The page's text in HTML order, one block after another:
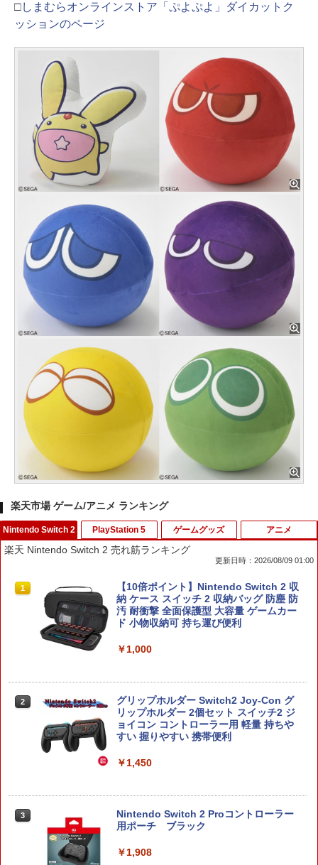
□しまむらオンラインストア「ぷよぷよ」ダイカットク
ッションのページ
楽天市場 ゲーム/アニメ ランキング
Nintendo Switch 2
楽天 Nintendo Switch 2 売れ筋ランキング
更新日時：2026/08/09 01:00
1
【10倍ポイント】Nintendo Switch 2 収
納 ケース スイッチ 2 収納バッグ 防塵 防
汚 耐衝撃 全面保護型 大容量 ゲームカー
ド 小物収納可 持ち運び便利
￥1,000
2
グリップホルダー Switch2 Joy-Con グ
リップホルダー 2個セット スイッチ2 ジ
ョイコン コントローラー用 軽量 持ちや
すい 握りやすい 携帯便利
￥1,450
3
Nintendo Switch 2 Proコントローラー
用ポーチ ブラック
￥1,908
PlayStation 5 ゲームグッズ アニメ